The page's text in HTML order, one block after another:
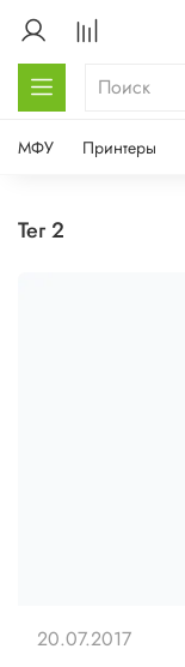
МФУ Принтеры
тег 2
20.07.2017